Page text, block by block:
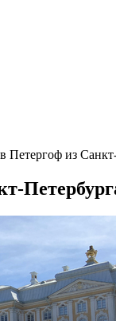
Петергоф из